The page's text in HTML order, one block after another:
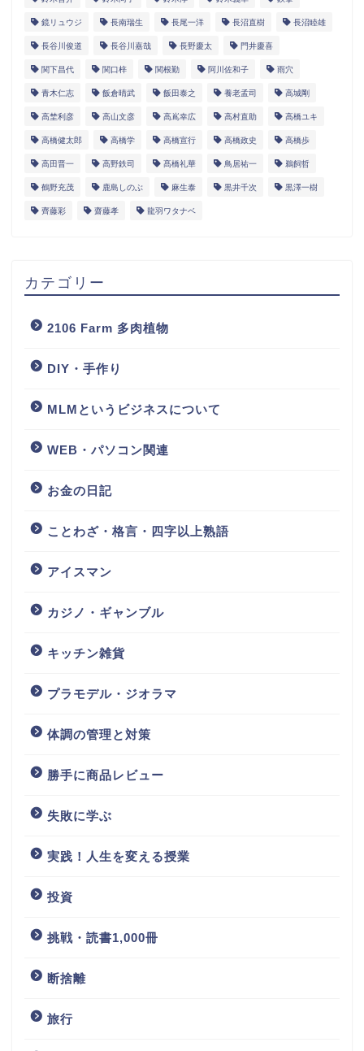
鏡リュウジ 長南瑞生 長尾一洋 長沼直樹 長沼睦雄
長谷川俊道 長谷川嘉哉 長野慶太 門井慶喜
関下昌代 関口梓 関根勤 阿川佐和子 雨穴
青木仁志 飯倉晴武 飯田泰之 養老孟司 高城剛
高埜利彦 高山文彦 高嶌幸広 高村直助 高橋ユキ
高橋健太郎 高橋学 高橋宣行 高橋政史 高橋歩
高田晋一 高野鉄司 髙橋礼華 鳥居祐一 鵜飼哲
鶴野充茂 鹿島しのぶ 麻生泰 黒井千次 黒澤一樹
齊藤彩 齋藤孝 龍羽ワタナベ
カテゴリー
2106 Farm 多肉植物
DIY・手作り
MLMというビジネスについて
WEB・パソコン関連
お金の日記
ことわざ・格言・四字以上熟語
アイスマン
カジノ・ギャンブル
キッチン雑貨
プラモデル・ジオラマ
体調の管理と対策
勝手に商品レビュー
失敗に学ぶ
実践！人生を変える授業
投資
挑戦・読書1,000冊
断捨離
旅行